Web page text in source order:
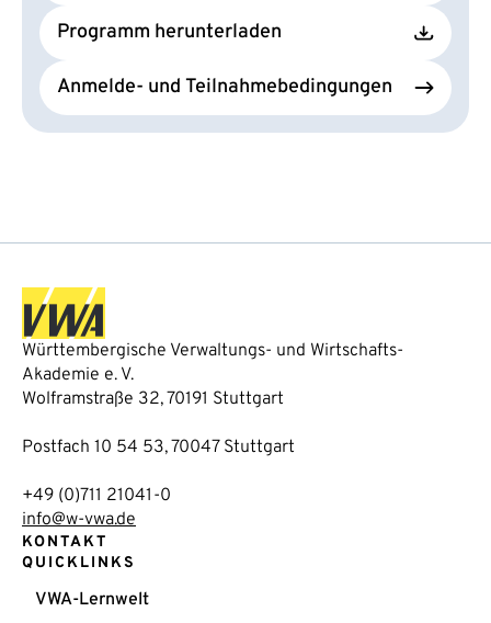
Programm herunterladen
Anmelde- und Teilnahmebedingungen
Württembergische Verwaltungs- und Wirtschafts-
Akademie e. V.
Wolframstraße 32, 70191 Stuttgart
Postfach 10 54 53, 70047 Stuttgart
+49 (0)711 21041-0
info@w-vwa.de
KONTAKT
QUICKLINKS
VWA-Lernwelt